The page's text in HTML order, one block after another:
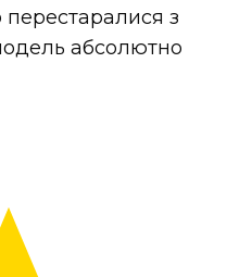
перестаралися з
абсолютно